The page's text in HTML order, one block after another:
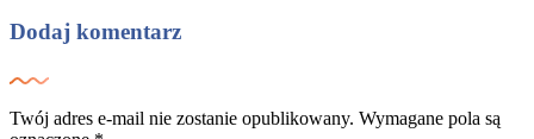
Dodaj komentarz
Twój adres e-mail nie zostanie opublikowany. Wymagane pola są